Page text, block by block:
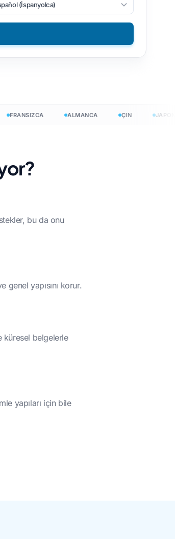
(İspanyolca)
FRANSIZCA ALMANCA ÇIN JAPONCA
bu da onu
genel yapısını korur.
küresel belgelerle
yapıları için bile